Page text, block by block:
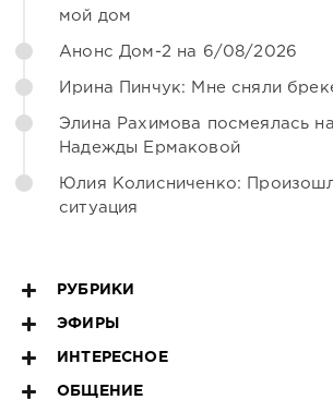
мой дом
Анонс Дом-2 на 6/08/2026
Ирина Пинчук: Мне сняли
Элина Рахимова посмеялась
Надежды Ермаковой
Юлия Колисниченко:
ситуация
РУБРИКИ
ЭФИРЫ
ИНТЕРЕСНОЕ
ОБЩЕНИЕ